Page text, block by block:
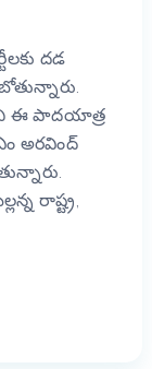
దడ
ఈ పాదయాత్ర
అరవింద్
రాష్ట్ర,